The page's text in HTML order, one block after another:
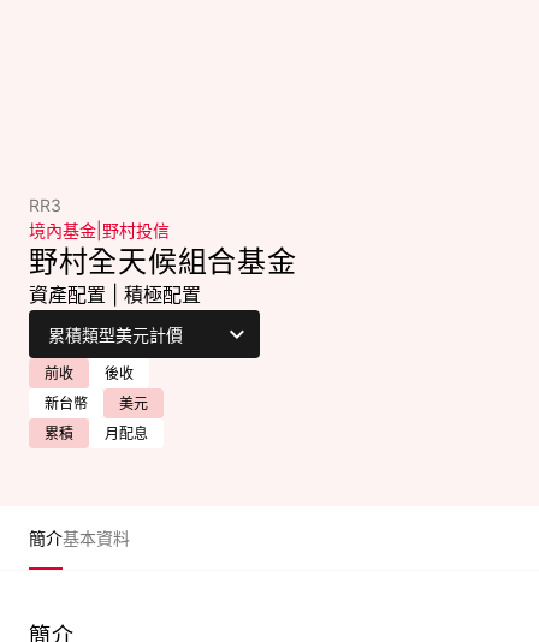
RR3
境內基金 野村投信
野村全天候組合基金
資產配置 積極配置
前收
後收
新台幣
美元
累積
月配息
簡介基本資料
簡介